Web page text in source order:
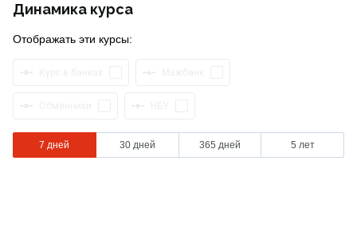
Динамика курса
Отображать эти курсы:
7 дней 30 дней 365 дней 5 лет